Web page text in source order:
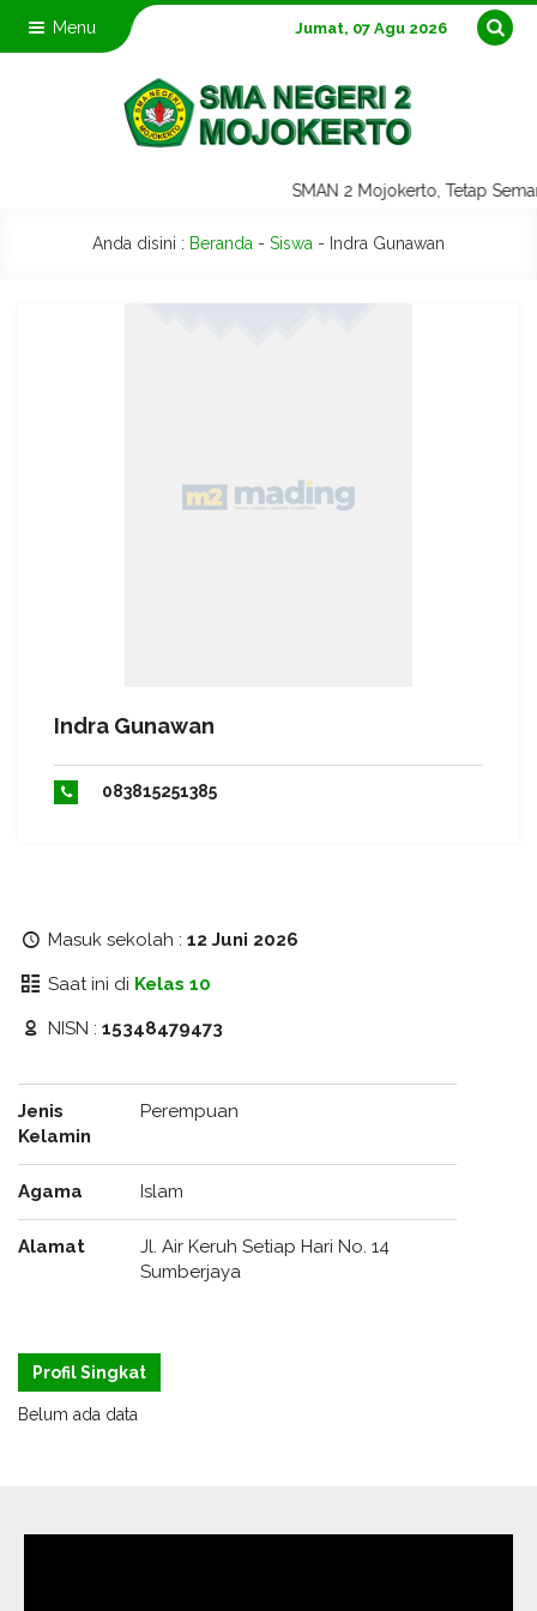
Menu Jumat, 07 Agu 2026
SMAN 2 Mojokerto, Tetap
Anda disini : Beranda - Siswa - Indra Gunawan
Indra Gunawan
083815251385
Masuk sekolah : 12 Juni 2026
Saat ini di Kelas 10
NISN : 15348479473
Jenis
Kelamin
Perempuan
Agama Islam
Alamat
Jl. Air Keruh Setiap Hari No. 14
Sumberjaya
Profil Singkat
Belum ada data